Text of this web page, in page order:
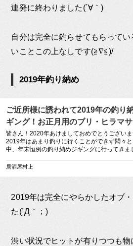
連発に終わりました(´∀｀)
自分は完全に釣らせてもらって
いことこの上なしです(≧∇≦)/
2019年釣り納め
ご近所様に誘われて2019年の釣り
ギング！お正月用のブリ・ヒラマサ
って玄海灘でジギング！ – 居酒屋村
皆さん！2020年あけましておめでとうございま
2019年はあまり釣りに行くことができず悶々
中、年末恒例の釣り納めジギングに行ってきま
｀*) この年末 […]
居酒屋村上
2019年は完全にやらかしたオブ
た(´Д｀；)
渋い状況でヒットが有りつつも